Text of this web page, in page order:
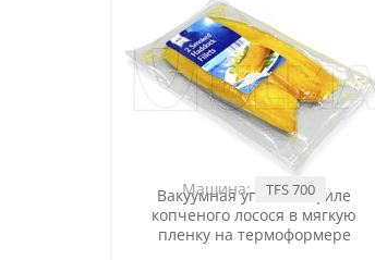
Вакуумная упаковка филе
копченого лосося в мягкую
пленку на термоформере
Машина: TFS 700